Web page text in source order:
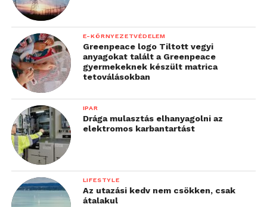
E-KÖRNYEZETVÉDELEM
Greenpeace logo Tiltott vegyi
anyagokat talált a Greenpeace
gyermekeknek készült matrica
tetoválásokban
IPAR
Drága mulasztás elhanyagolni az
elektromos karbantartást
LIFESTYLE
Az utazási kedv nem csökken, csak
átalakul